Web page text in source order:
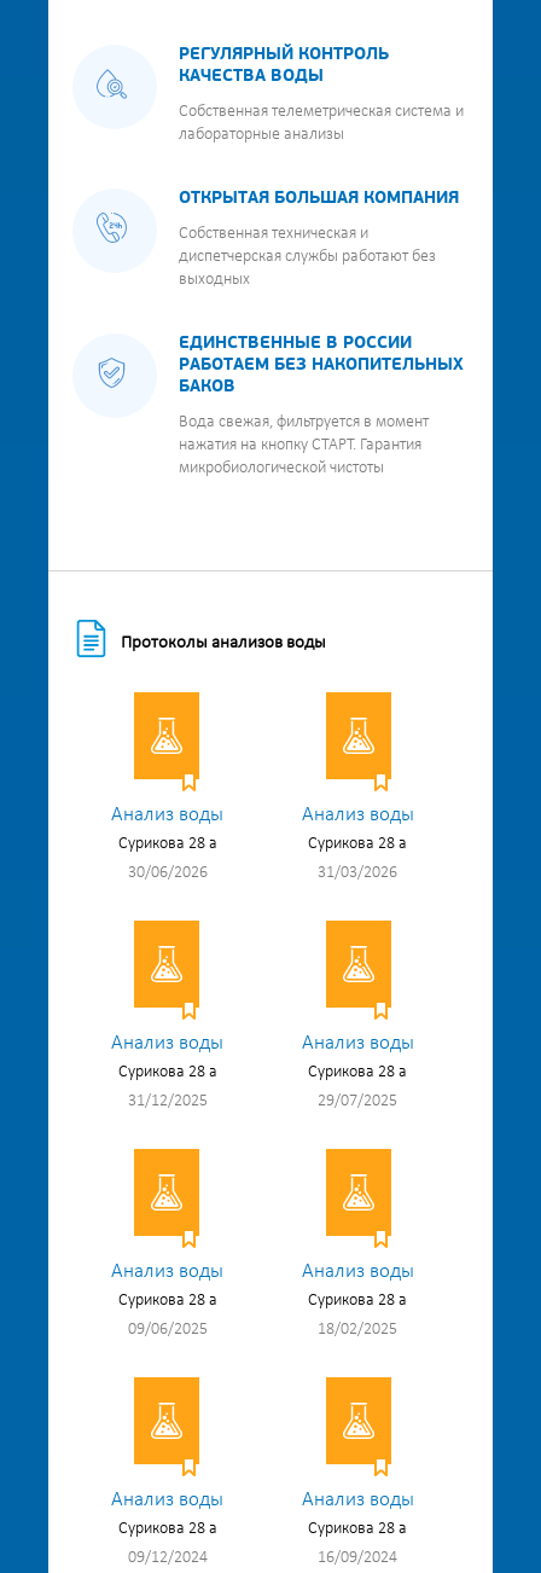
РЕГУЛЯРНЫЙ КОНТРОЛЬ
КАЧЕСТВА ВОДЫ
Собственная телеметрическая система и
лабораторные анализы
ОТКРЫТАЯ БОЛЬШАЯ КОМПАНИЯ
Собственная техническая и
диспетчерская службы работают без
выходных
ЕДИНСТВЕННЫЕ В РОССИИ
РАБОТАЕМ БЕЗ НАКОПИТЕЛЬНЫХ
БАКОВ
Вода свежая, фильтруется в момент
нажатия на кнопку СТАРТ. Гарантия
микробиологической чистоты
Протоколы анализов воды
Анализ воды
Сурикова 28 а
30/06/2026
Анализ воды
Сурикова 28 а
31/03/2026
Анализ воды
Сурикова 28 а
31/12/2025
Анализ воды
Сурикова 28 а
29/07/2025
Анализ воды
Сурикова 28 а
09/06/2025
Анализ воды
Сурикова 28 а
18/02/2025
Анализ воды
Сурикова 28 а
09/12/2024
Анализ воды
Сурикова 28 а
16/09/2024